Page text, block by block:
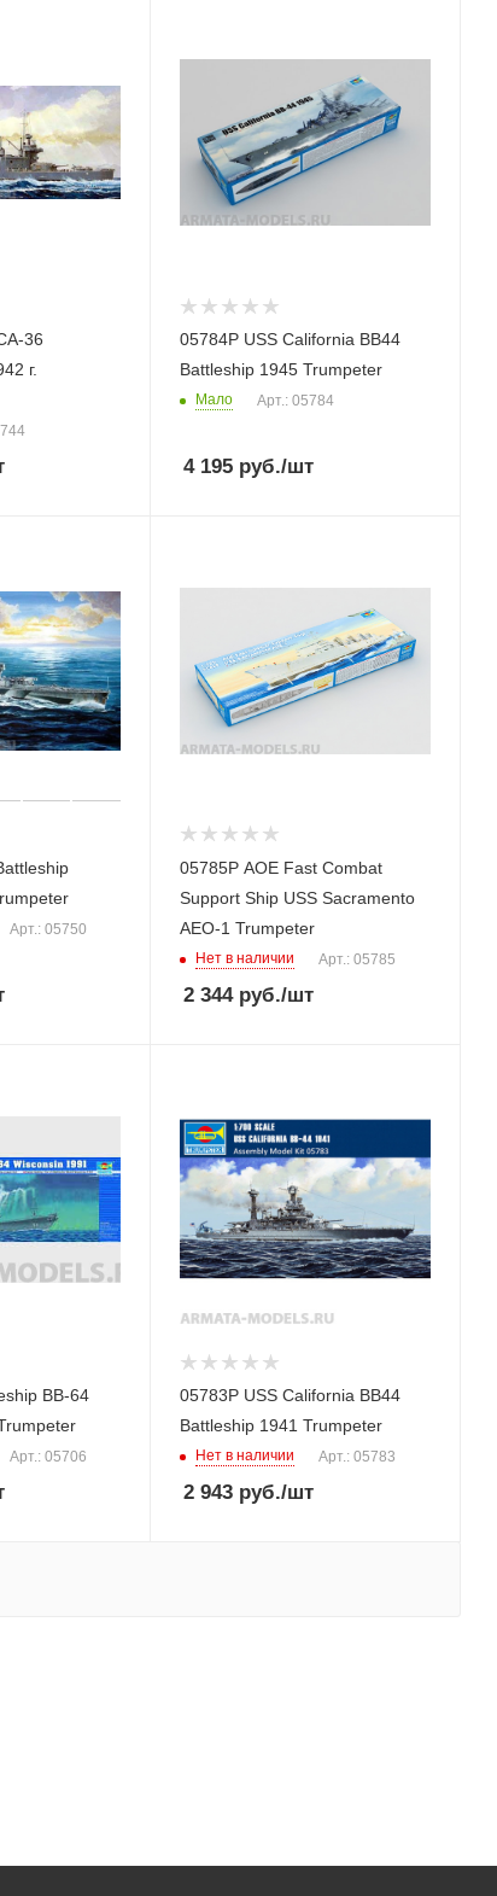
г.
05784P USS California BB44
Battleship 1945 Trumpeter
Мало Арт.: 05784
4 195 руб./шт
Арт.: 05750
05785P AOE Fast Combat
Support Ship USS Sacramento
AEO-1 Trumpeter
Нет в наличии Арт.: 05785
2 344руб./шт
BB-64
Арт.: 05706
05783P USS California BB44
Battleship 1941 Trumpeter
Нет в наличии Арт.: 05783
2 943 руб./шт